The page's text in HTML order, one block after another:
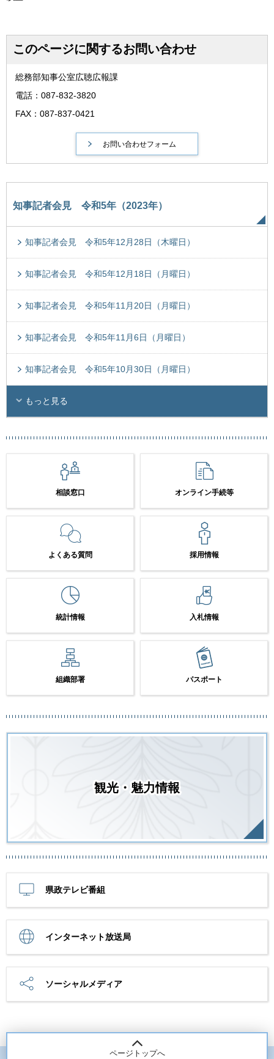
このページに関するお問い合わせ
総務部知事公室広聴広報課
電話：087-832-3820
FAX：087-837-0421
知事記者会見 令和5年（2023年）
知事記者会見 令和5年12月28日（木曜日）
知事記者会見 令和5年12月18日（月曜日）
知事記者会見 令和5年11月20日（月曜日）
知事記者会見 令和5年11月6日（月曜日）
知事記者会見 令和5年10月30日（月曜日）
もっと見る
相談窓口 オンライン手続等
よくある質問 採用情報
統計情報 入札情報
組織部署 パスポート
観光・魅力情報
県政テレビ番組
インターネット放送局
ソーシャルメディア
ページトップへ